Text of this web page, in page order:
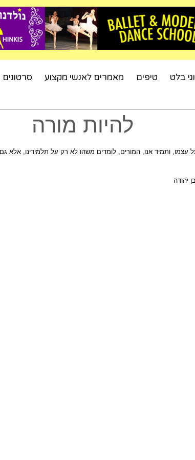
בלט טיפים מאמרים לאנשי מקצוע סרטונים
להיות מורה
עצמו, ותמיד אנו, המורים, לומדים משהו לא רק על תלמידינו,
יהודה